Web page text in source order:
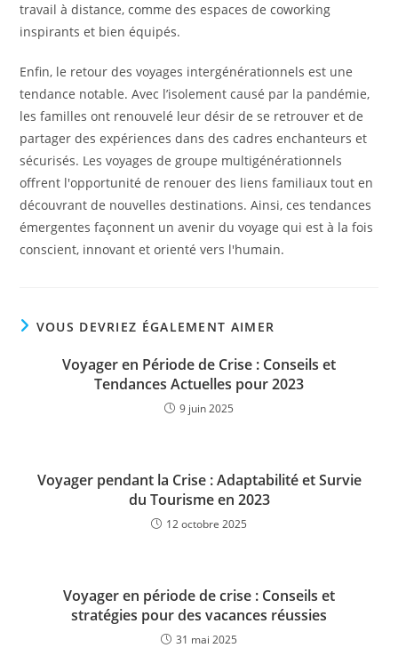
travail à distance, comme des espaces de coworking
inspirants et bien équipés.
Enfin, le retour des voyages intergénérationnels est une
tendance notable. Avec l’isolement causé par la pandémie,
les familles ont renouvelé leur désir de se retrouver et de
partager des expériences dans des cadres enchanteurs et
sécurisés. Les voyages de groupe multigénérationnels
offrent l'opportunité de renouer des liens familiaux tout en
découvrant de nouvelles destinations. Ainsi, ces tendances
émergentes façonnent un avenir du voyage qui est à la fois
conscient, innovant et orienté vers l'humain.
VOUS DEVRIEZ ÉGALEMENT AIMER
Voyager en Période de Crise : Conseils et
Tendances Actuelles pour 2023
9 juin 2025
Voyager pendant la Crise : Adaptabilité et Survie
du Tourisme en 2023
12 octobre 2025
Voyager en période de crise : Conseils et
stratégies pour des vacances réussies
31 mai 2025